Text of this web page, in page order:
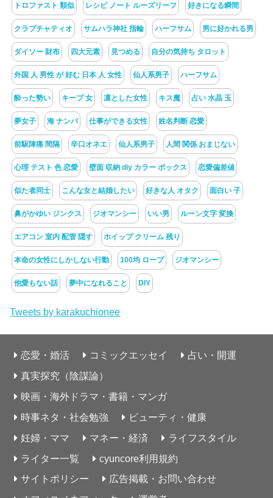
トロファスト 類似 レシピ ノート ルーズリーフ 好きになる瞬間
クラブチャティオ サムハラ神社 指輪 ハーフサム 男に好かれる男
ダイソー 財布 四大元素 見つめる 自分の気持ち タロット
外国 人 男性 が 好む 日本 人 女性 仙人系男子 ハーフサム
酔った勢い キープ 女 凛とした女性 キス魔 占い 水晶 玉
夢女子 海 ナンパ 仕事ができる女性 姓名判断 恋愛
前駆陣痛 間隔 辛口オネエ 仙人系男子 人間 関係 おまじない
心理 テスト 色 恋愛 壁面 収納 diy カラー ボックス 恋愛偏差値
似た者同士 こんな女と結婚したい 好きな人 オタク 面白い 子
鼻がかゆい ジンクス ジオマンシー いい男 ルーン文字 変換
エアコン 室内 配管 隠す ホイップ クリーム 残り
本命の女性にしかしない行動 100均 ロープ ジオマンシー
他愛もない話 夢中になれること DIY
Tweets by karakuchionee
恋愛・婚活 コミックエッセイ
占い・開運
真実探究（陰謀論）
映画・海外ドラマ・書籍・マンガ
時事ネタ・社会勉強
ビューティ・健康
妊婦・ママ
マネー・経済
ライフスタイル
ライター一覧
cyuncore利用規約
サイトポリシー
広告掲載・お問い合わせ